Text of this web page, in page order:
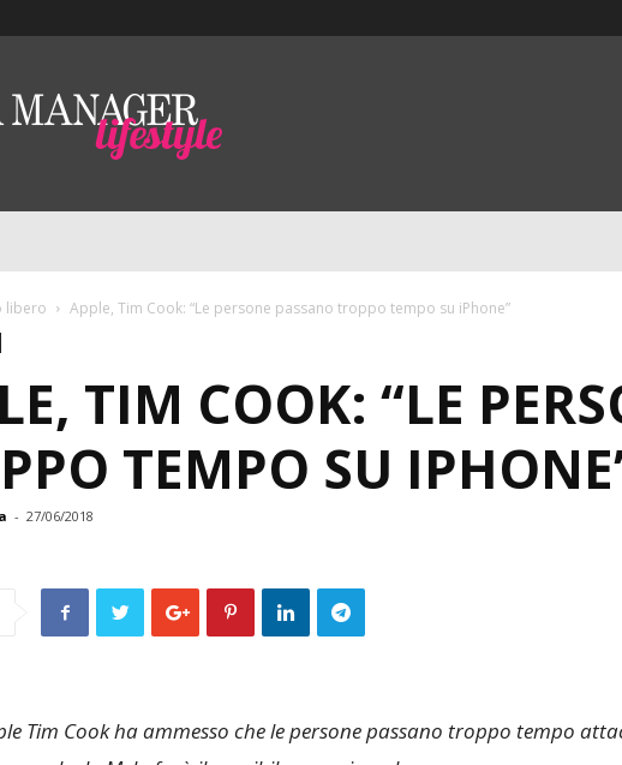
libero Apple, Tim Cook: “Le persone passano troppo tempo su iPhone”
TIM COOK: “LE
TEMPO SU
- 27/06/2018
Tim Cook ha ammesso che le persone passano troppo tempo